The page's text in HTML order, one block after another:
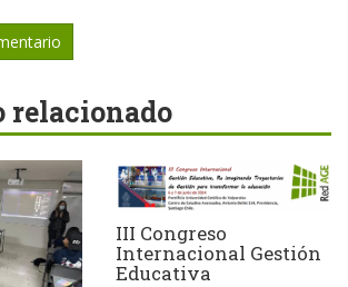
relacionado
III Congreso
Internacional Gestión
Educativa